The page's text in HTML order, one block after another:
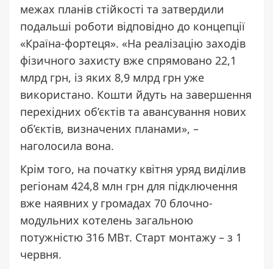
межах планів стійкості та затвердили
подальші роботи відповідно до концепції
«Країна-фортеця». «На реалізацію заходів
фізичного захисту вже спрямовано 22,1
млрд грн, із яких 8,9 млрд грн уже
використано. Кошти йдуть на завершення
перехідних об’єктів та авансування нових
об’єктів, визначених планами», –
наголосила вона.
Крім того, на початку квітня уряд виділив
регіонам 424,8 млн грн для підключення
вже наявних у громадах 70 блочно-
модульних котелень загальною
потужністю 316 МВт. Старт монтажу – з 1
червня.